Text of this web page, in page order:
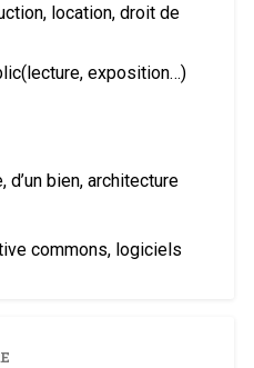
location, droit de
exposition…)
d’un bien, architecture
commons, logiciels